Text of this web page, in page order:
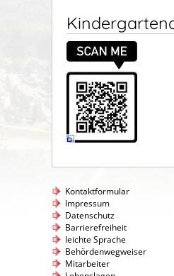
Kontaktformular
Impressum
Datenschutz
Barrierefreiheit
leichte Sprache
Behördenwegweiser
Mitarbeiter